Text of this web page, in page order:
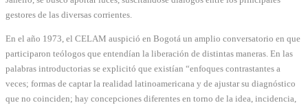
gestores de las diversas corrientes.
En el año 1973, el CELAM auspició en Bogotá un amplio conversatorio en que
participaron teólogos que entendían la liberación de distintas maneras. En las
palabras introductorias se explicitó que existían “enfoques contrastantes a
veces; formas de captar la realidad latinoamericana y de ajustar su diagnóstico
que no coinciden; hay concepciones diferentes en torno de la idea, incidencia,